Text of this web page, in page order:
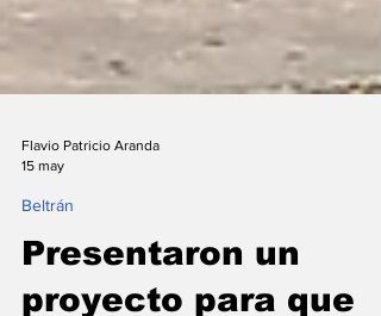
15 may
Beltrán
Presentaron un